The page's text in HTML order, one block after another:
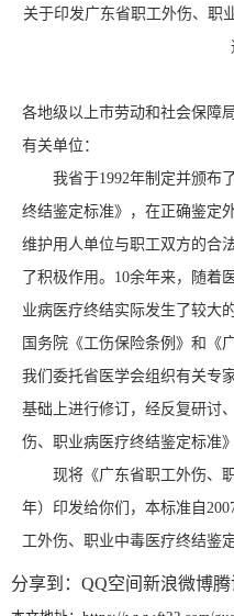
关于印发广东省职工外伤、职
各地级以上市劳动和社会保障
有关单位：
我省于1992年制定并颁布了
终结鉴定标准》，在正确鉴定
维护用人单位与职工双方的合
了积极作用。10余年来，随着
业病医疗终结实际发生了较大
国务院《工伤保险条例》和《
我们委托省医学会组织有关专
基础上进行修订，经反复研讨
伤、职业病医疗终结鉴定标准》
现将《广东省职工外伤、职
年）印发给你们，本标准自
工外伤、职业中毒医疗终结鉴
分享到： QQ空间新浪微博